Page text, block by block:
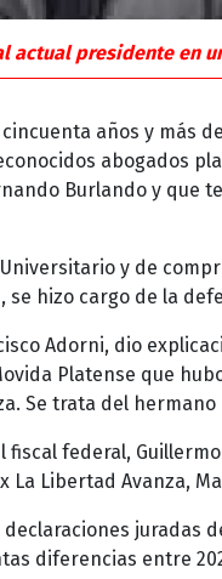
actual presidente en
años y más
abogados
Burlando y que
y de
se hizo cargo de la
Adorni, dio
Platense que
Se trata del
fiscal federal,
La Libertad Avanza,
declaraciones juradas
diferencias entre